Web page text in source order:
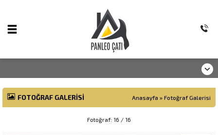
FOTOĞRAF GALERISI Anasayfa » Fotoğraf Galerisi
Fotoğraf: 16 / 16